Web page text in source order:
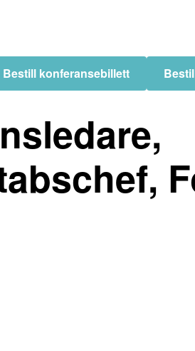
Bestill konferansebillett